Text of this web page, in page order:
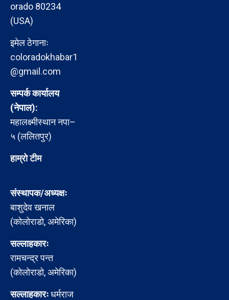
orado 80234
(USA)
इमेल ठेगानाः
coloradokhabar1
@gmail.com
सम्पर्क कार्यालय
(नेपाल):
महालक्ष्मीस्थान नपा–
५ (ललितपुर)
हाम्रो टीम
संस्थापक/अध्यक्षः
बाशुदेव खनाल
(कोलोराडो, अमेरिका)
सल्लाहकारः
रामचन्द्र पन्त
(कोलोराडो, अमेरिका)
सल्लाहकारःधर्मराज